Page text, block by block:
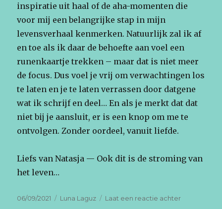
inspiratie uit haal of de aha-momenten die
voor mij een belangrijke stap in mijn
levensverhaal kenmerken. Natuurlijk zal ik af
en toe als ik daar de behoefte aan voel een
runenkaartje trekken – maar dat is niet meer
de focus. Dus voel je vrij om verwachtingen los
te laten en je te laten verrassen door datgene
wat ik schrijf en deel… En als je merkt dat dat
niet bij je aansluit, er is een knop om me te
ontvolgen. Zonder oordeel, vanuit liefde.
Liefs van Natasja — Ook dit is de stroming van
het leven…
Geplaatst
06/09/2021 Categorieën
Luna Laguz Laat een reactie achterop